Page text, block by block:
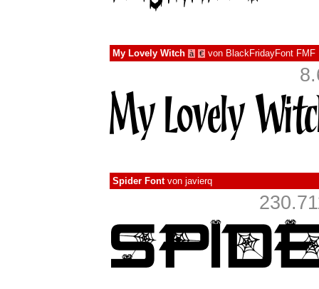
My Lovely Witch à € von BlackFridayFont FMF
Spider Fontvon javierq